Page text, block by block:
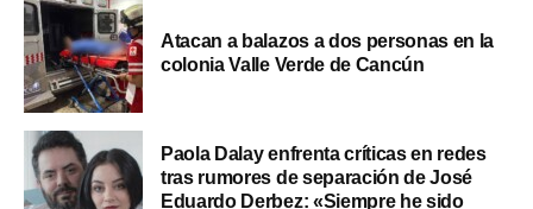
Atacan a balazos a dos personas en la
colonia Valle Verde de Cancún
Paola Dalay enfrenta críticas en redes
tras rumores de separación de José
Eduardo Derbez: «Siempre he sido